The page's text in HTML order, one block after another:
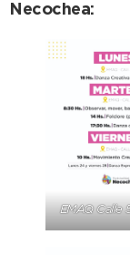
Necochea:
EMAQ Calle